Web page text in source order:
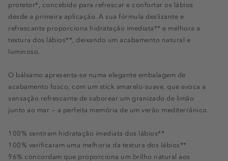
protetor*, concebido para refrescar e confortar os lábios
desde a primeira aplicação. A sua fórmula deslizante e
refrescante proporciona hidratação imediata** e melhora a
textura dos lábios**, deixando um acabamento natural e
luminoso.
O bálsamo apresenta-se numa elegante embalagem de
acabamento fosco, com um stick amarelo-suave, que evoca a
sensação refrescante de saborear um granizado de limão
junto ao mar — a perfeita memória de um verão mediterrânico.
100% sentiram hidratação imediata dos lábios**
100% verificaram uma melhoria da textura dos lábios**
96% concordam que proporciona um brilho natural aos